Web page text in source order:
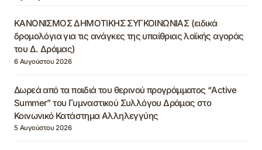
ΚΑΝΟΝΙΣΜΟΣ ΔΗΜΟΤΙΚΗΣ ΣΥΓΚΟΙΝΩΝΙΑΣ (ειδικά
δρομολόγια για τις ανάγκες της υπαίθριας λαϊκής αγοράς
του Δ. Δράμας)
6 Αυγούστου 2026
Δωρεά από τα παιδιά του θερινού προγράμματος “Active
Summer” του Γυμναστικού Συλλόγου Δράμας στο
Κοινωνικό Κατάστημα Αλληλεγγύης
5 Αυγούστου 2026